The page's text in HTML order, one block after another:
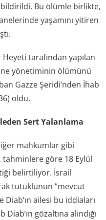
Bu ölümle birlikte,
yaşamını yitiren
tarafından yapılan
yönetiminin ölümünü
Gazze Şeridi’nden İhab
oldu.
Sert Yalanlama
mahkumlar gibi
tahminlere göre 18 Eylül
belirtiliyor. İsrail
tutuklunun “mevcut
Diab’ın ailesi bu iddiaları
gözaltına alındığı